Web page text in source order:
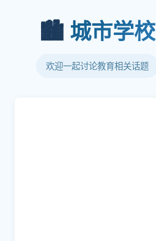
🏙️ 城市学校
欢迎一起讨论教育相关话题